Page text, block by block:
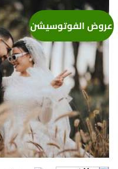
عروض الفوتوسيشن